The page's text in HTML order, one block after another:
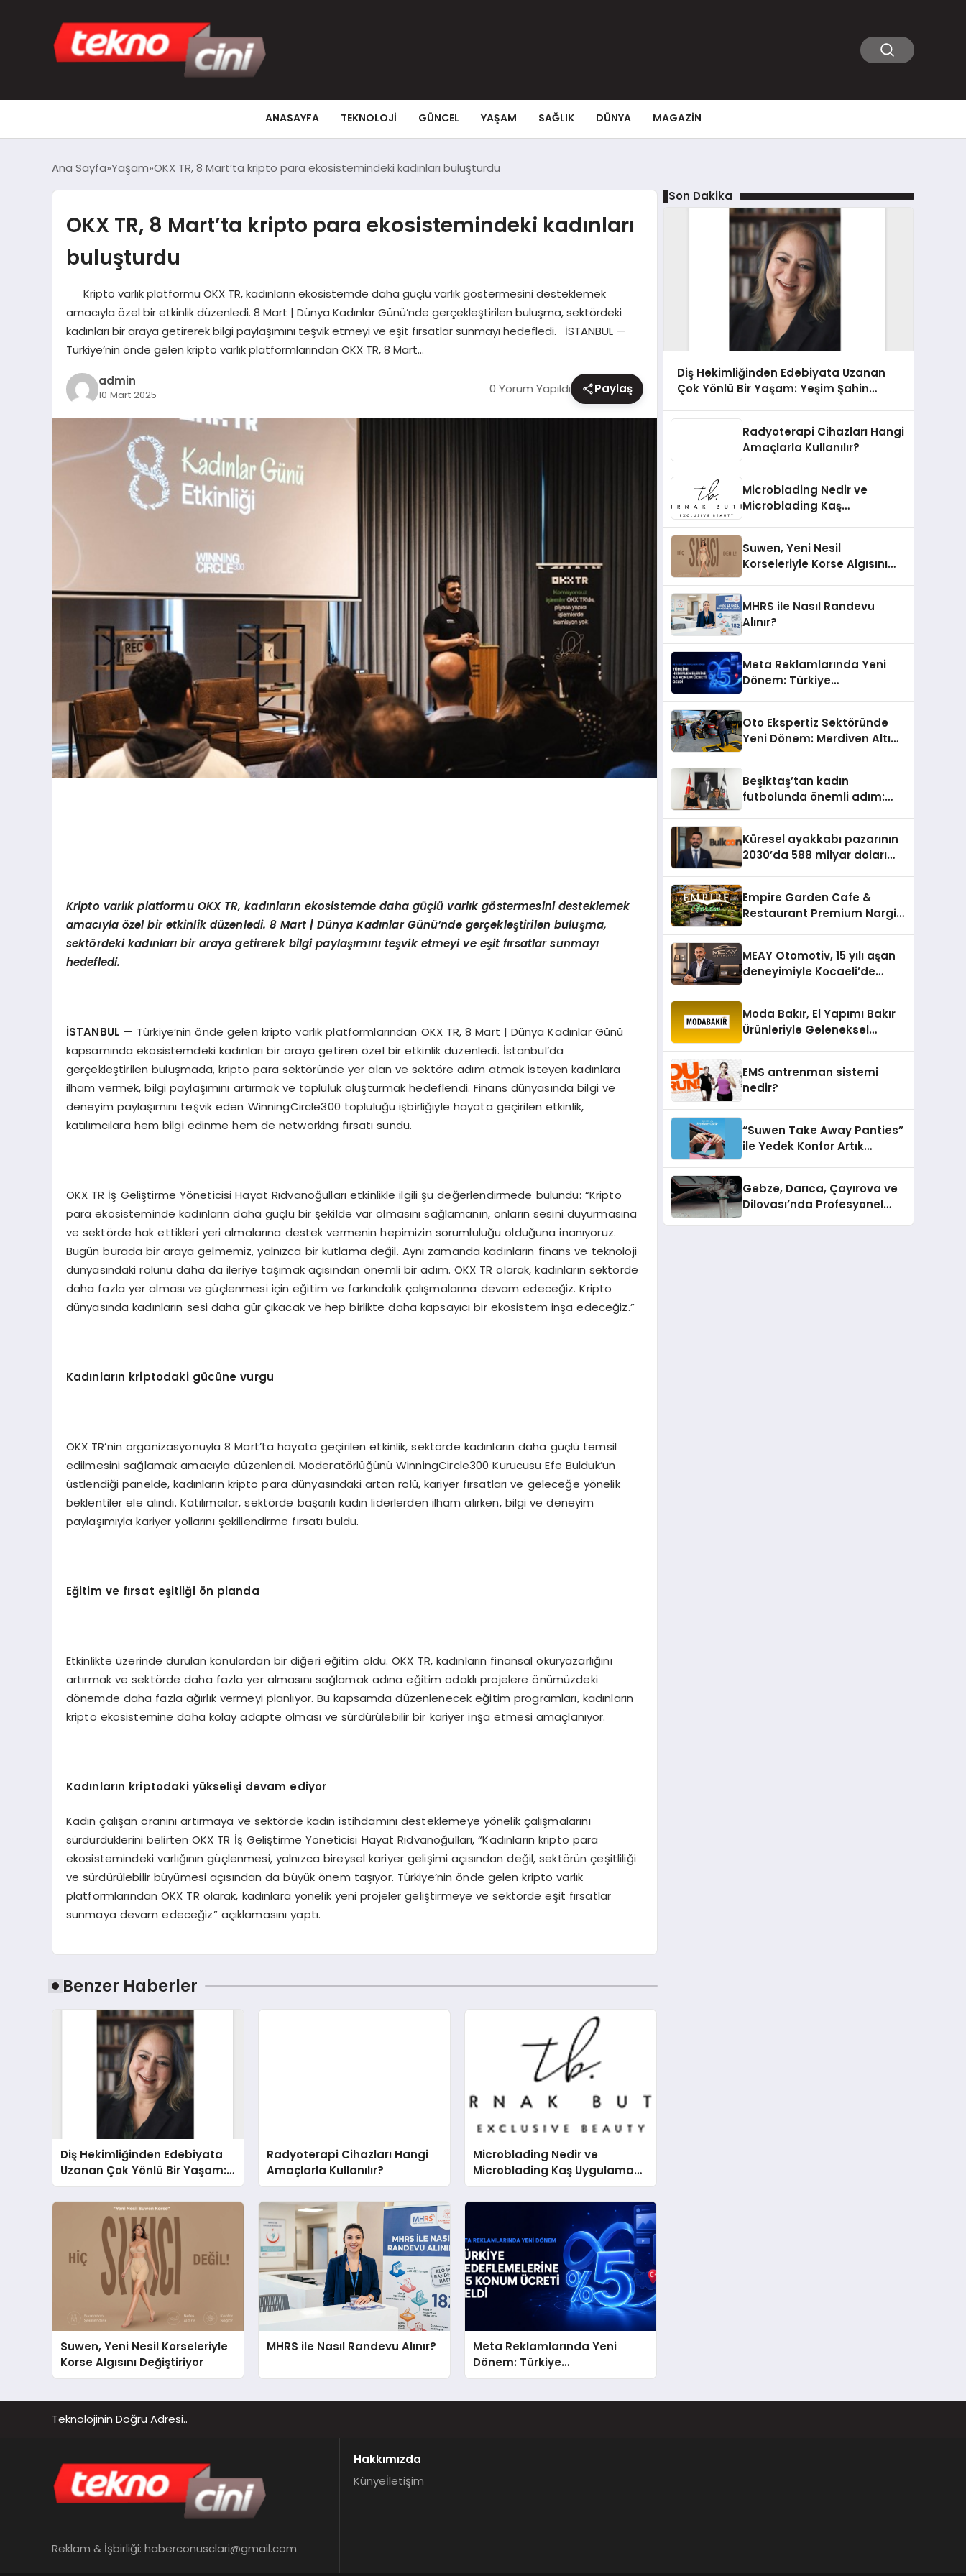
ANASAYFA TEKNOLOJI GÜNCEL YAŞAM SAĞLIK DÜNYA MAGAZIN
Ana Sayfa Yaşam OKX TR, 8 Mart’ta kripto para ekosistemindeki kadınları buluşturdu
OKX TR, 8 Mart’ta kripto para ekosistemindeki kadınları
buluşturdu
Kripto varlık platformu OKX TR, kadınların ekosistemde daha güçlü varlık göstermesini desteklemek
amacıyla özel bir etkinlik düzenledi. 8 Mart | Dünya Kadınlar Günü’nde gerçekleştirilen buluşma, sektördeki
kadınları bir araya getirerek bilgi paylaşımını teşvik etmeyi ve eşit fırsatlar sunmayı hedefledi. İSTANBUL —
Türkiye’nin önde gelen kripto varlık platformlarından OKX TR, 8 Mart…
admin
10 Mart 2025 0 Yorum Yapıldı Paylaş
Kripto varlık platformu OKX TR, kadınların ekosistemde daha güçlü varlık göstermesini desteklemek
amacıyla özel bir etkinlik düzenledi. 8 Mart | Dünya Kadınlar Günü’nde gerçekleştirilen buluşma,
sektördeki kadınları bir araya getirerek bilgi paylaşımını teşvik etmeyi ve eşit fırsatlar sunmayı
hedefledi.
İSTANBUL — Türkiye’nin önde gelen kripto varlık platformlarından OKX TR, 8 Mart | Dünya Kadınlar Günü
kapsamında ekosistemdeki kadınları bir araya getiren özel bir etkinlik düzenledi. İstanbul’da
gerçekleştirilen buluşmada, kripto para sektöründe yer alan ve sektöre adım atmak isteyen kadınlara
ilham vermek, bilgi paylaşımını artırmak ve topluluk oluşturmak hedeflendi. Finans dünyasında bilgi ve
deneyim paylaşımını teşvik eden WinningCircle300 topluluğu işbirliğiyle hayata geçirilen etkinlik,
katılımcılara hem bilgi edinme hem de networking fırsatı sundu.
OKX TR İş Geliştirme Yöneticisi Hayat Rıdvanoğulları etkinlikle ilgili şu değerlendirmede bulundu: “Kripto
para ekosisteminde kadınların daha güçlü bir şekilde var olmasını sağlamanın, onların sesini duyurmasına
ve sektörde hak ettikleri yeri almalarına destek vermenin hepimizin sorumluluğu olduğuna inanıyoruz.
Bugün burada bir araya gelmemiz, yalnızca bir kutlama değil. Aynı zamanda kadınların finans ve teknoloji
dünyasındaki rolünü daha da ileriye taşımak açısından önemli bir adım. OKX TR olarak, kadınların sektörde
daha fazla yer alması ve güçlenmesi için eğitim ve farkındalık çalışmalarına devam edeceğiz. Kripto
dünyasında kadınların sesi daha gür çıkacak ve hep birlikte daha kapsayıcı bir ekosistem inşa edeceğiz.”
Kadınların kriptodaki gücüne vurgu
OKX TR’nin organizasyonuyla 8 Mart’ta hayata geçirilen etkinlik, sektörde kadınların daha güçlü temsil
edilmesini sağlamak amacıyla düzenlendi. Moderatörlüğünü WinningCircle300 Kurucusu Efe Bulduk’un
üstlendiği panelde, kadınların kripto para dünyasındaki artan rolü, kariyer fırsatları ve geleceğe yönelik
beklentiler ele alındı. Katılımcılar, sektörde başarılı kadın liderlerden ilham alırken, bilgi ve deneyim
paylaşımıyla kariyer yollarını şekillendirme fırsatı buldu.
Eğitim ve fırsat eşitliği ön planda
Etkinlikte üzerinde durulan konulardan bir diğeri eğitim oldu. OKX TR, kadınların finansal okuryazarlığını
artırmak ve sektörde daha fazla yer almasını sağlamak adına eğitim odaklı projelere önümüzdeki
dönemde daha fazla ağırlık vermeyi planlıyor. Bu kapsamda düzenlenecek eğitim programları, kadınların
kripto ekosistemine daha kolay adapte olması ve sürdürülebilir bir kariyer inşa etmesi amaçlanıyor.
Kadınların kriptodaki yükselişi devam ediyor
Kadın çalışan oranını artırmaya ve sektörde kadın istihdamını desteklemeye yönelik çalışmalarını
sürdürdüklerini belirten OKX TR İş Geliştirme Yöneticisi Hayat Rıdvanoğulları, “Kadınların kripto para
ekosistemindeki varlığının güçlenmesi, yalnızca bireysel kariyer gelişimi açısından değil, sektörün çeşitliliği
ve sürdürülebilir büyümesi açısından da büyük önem taşıyor. Türkiye’nin önde gelen kripto varlık
platformlarından OKX TR olarak, kadınlara yönelik yeni projeler geliştirmeye ve sektörde eşit fırsatlar
sunmaya devam edeceğiz” açıklamasını yaptı.
Benzer Haberler
Diş Hekimliğinden Edebiyata
Uzanan Çok Yönlü Bir Yaşam:
Yeşim Şahin Yaman
Radyoterapi Cihazları Hangi
Amaçlarla Kullanılır?
Microblading Nedir ve
Microblading Kaş Uygulaması
Nasıl Yapılır?
Suwen, Yeni Nesil Korseleriyle
Korse Algısını Değiştiriyor
MHRS ile Nasıl Randevu Alınır?
Meta Reklamlarında Yeni
Dönem: Türkiye
Hedeflemelerine Yüzde 5
Son Dakika
Diş Hekimliğinden Edebiyata Uzanan
Çok Yönlü Bir Yaşam: Yeşim Şahin
Radyoterapi Cihazları Hangi
Amaçlarla Kullanılır?
Microblading Nedir ve
Microblading Kaş
Suwen, Yeni Nesil
Korseleriyle Korse Algısını
MHRS ile Nasıl Randevu
Alınır?
Meta Reklamlarında Yeni
Dönem: Türkiye
Oto Ekspertiz Sektöründe
Yeni Dönem: Merdiven Altı
Beşiktaş’tan kadın
futbolunda önemli adım:
Gündoğdu kulüp hafızasını
geleceğe taşıyacak
Küresel ayakkabı pazarının
2030’da 588 milyar doları
Empire Garden Cafe &
Restaurant Premium Nargile
MEAY Otomotiv, 15 yılı aşan
deneyimiyle Kocaeli’de
Moda Bakır, El Yapımı Bakır
Ürünleriyle Geleneksel
EMS antrenman sistemi
nedir?
“Suwen Take Away Panties”
ile Yedek Konfor Artık
Gebze, Darıca, Çayırova ve
Dilovası’nda Profesyonel
Teknolojinin Doğru Adresi..
Reklam & İşbirliği: haberconusclari@gmail.com
Hakkımızda
Künyeİletişim